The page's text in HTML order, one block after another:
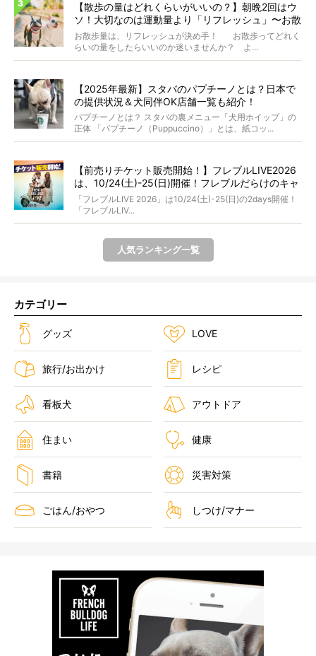
【散歩の量はどれくらいがいいの？】朝晩2回はウ
ソ！大切なのは運動量より「リフレッシュ」〜お散
歩にまつわる疑問FAQつき〜
お散歩量は、リフレッシュが決め手！ お散歩ってどれく
らいの量をしたらいいのか迷いませんか？ よ...
【2025年最新】スタバのパプチーノとは？日本で
の提供状況＆犬同伴OK店舗一覧も紹介！
パプチーノとは？ スタバの裏メニュー「犬用ホイップ」の
正体 「パプチーノ（Puppuccino）」とは、紙コッ...
【前売りチケット販売開始！】フレブルLIVE2026
は、10/24(土)-25(日)開催！フレブルだらけのキャ
ンプ・前夜祭・バスプランも新登場!?
「フレブルLIVE 2026」は10/24(土)-25(日)の2days開催！
「フレブルLIV...
人気ランキング一覧
カテゴリー
グッズ LOVE
旅行/お出かけ レシピ
看板犬 アウトドア
住まい 健康
書籍 災害対策
ごはん/おやつ しつけ/マナー